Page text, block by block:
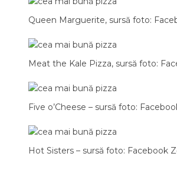
Queen Marguerite, sursă foto:
Meat the Kale Pizza, sursă foto:
Five o’Cheese – sursă foto:
Hot Sisters – sursă foto: Facebook